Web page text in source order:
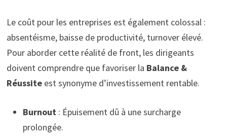
Le coût pour les entreprises est également colossal :
absentéisme, baisse de productivité, turnover élevé.
Pour aborder cette réalité de front, les dirigeants
doivent comprendre que favoriser la Balance &
Réussiteest synonyme d’investissement rentable.
Burnout: Épuisement dû à une surcharge
prolongée.